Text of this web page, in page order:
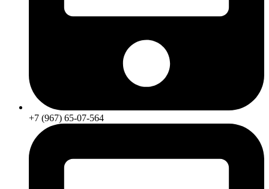
+7 (967) 65-07-564